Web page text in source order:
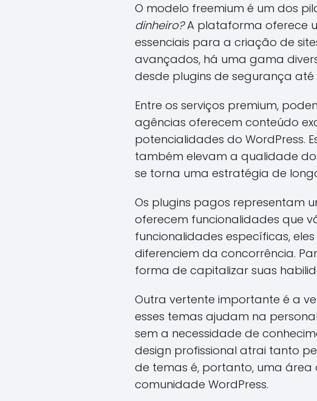
O modelo freemium é um dos
dinheiro?A plataforma oferece
essenciais para a criação de
avançados, há uma gama
desde plugins de segurança até
Entre os serviços premium,
agências oferecem conteúdo
potencialidades do WordPress.
também elevam a qualidade
se torna uma estratégia de
Os plugins pagos representam
oferecem funcionalidades que
funcionalidades específicas,
diferenciem da concorrência.
forma de capitalizar suas
Outra vertente importante é a
esses temas ajudam na
sem a necessidade de
design profissional atrai tanto
de temas é, portanto, uma área
comunidade WordPress.